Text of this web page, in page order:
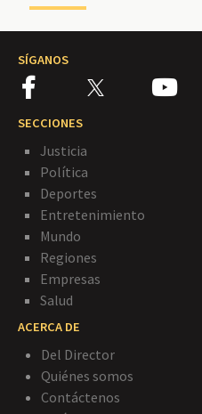
SÍGANOS
SECCIONES
Justicia
Política
Deportes
Entretenimiento
Mundo
Regiones
Empresas
Salud
ACERCA DE
Del Director
Quiénes somos
Contáctenos